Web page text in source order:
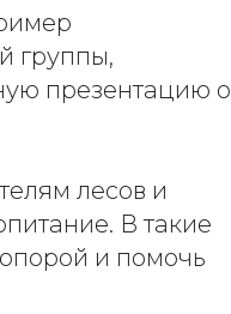
группы,
презентацию о
лесов и
В такие
и помочь